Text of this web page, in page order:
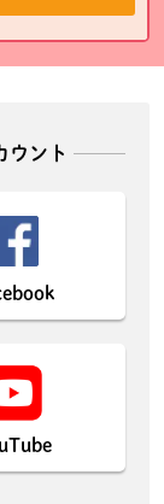
ウント